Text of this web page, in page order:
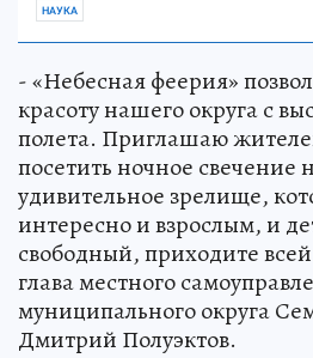
НАУКА
- «Небесная феерия»
красоту нашего округа с
полета. Приглашаю
посетить ночное свечение
удивительное зрелище,
интересно и взрослым, и
свободный, приходите
глава местного
муниципального округа
Дмитрий Полуэктов.